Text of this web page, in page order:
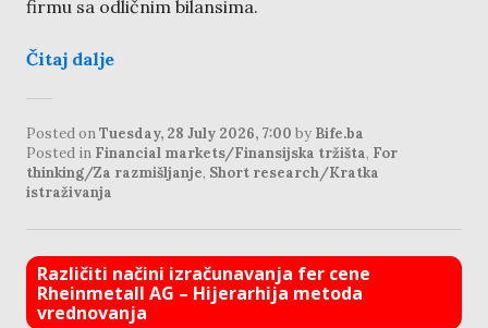
firmu sa odličnim bilansima.
Čitaj dalje
Posted onTuesday, 28 July 2026, 7:00 by Bife.ba
Posted in Financial markets/Finansijska tržišta, For
thinking/Za razmišljanje, Short research/Kratka
istraživanja
Različiti načini izračunavanja fer cene
Rheinmetall AG – Hijerarhija metoda
vrednovanja